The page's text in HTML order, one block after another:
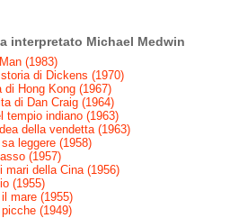
interpretato Michael Medwin
(1983)
di Dickens (1970)
di Hong Kong (1967)
di Dan Craig (1964)
tempio indiano (1963)
della vendetta (1963)
sa leggere (1958)
(1957)
mari della Cina (1956)
(1955)
mare (1955)
(1949)